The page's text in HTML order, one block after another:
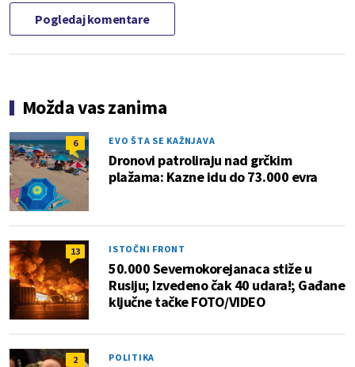
Pogledaj komentare
Možda vas zanima
6 EVO ŠTA SE KAŽNJAVA
Dronovi patroliraju nad grčkim
plažama: Kazne idu do 73.000 evra
13 ISTOČNI FRONT
50.000 Severnokorejanaca stiže u
Rusiju; Izvedeno čak 40 udara!; Gađane
ključne tačke FOTO/VIDEO
2 POLITIKA